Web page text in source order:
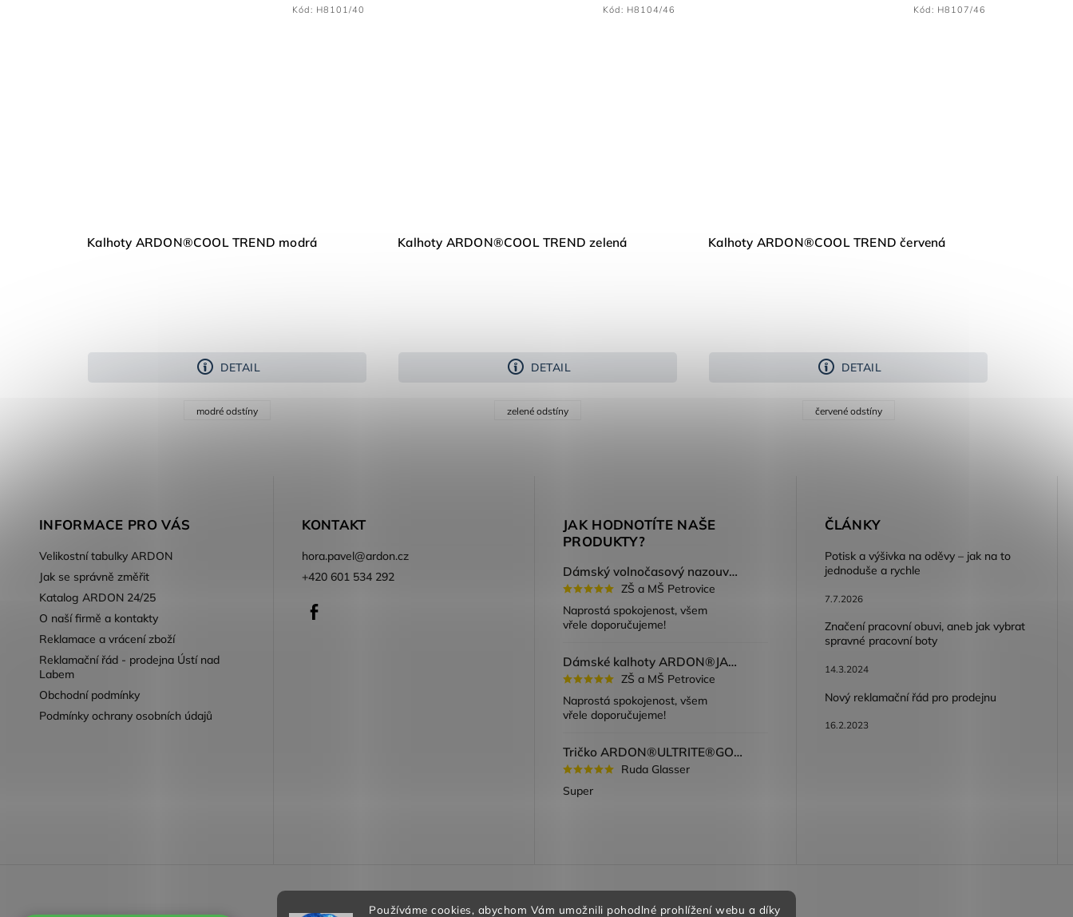
Používáme cookies, abychom Vám umožnili pohodlné prohlížení webu a díky
Kalhoty ARDON®COOL TREND modrá
DETAIL
modré odstíny
Kód: H8101/40
Kalhoty ARDON®COOL TREND zelená
DETAIL
zelené odstíny
Kód: H8104/46
Kalhoty ARDON®COOL TREND červená
DETAIL
červené odstíny
Kód: H8107/46
INFORMACE PRO VÁS
Velikostní tabulky ARDON
Jak se správně změřit
Katalog ARDON 24/25
O naší firmě a kontakty
Reklamace a vrácení zboží
Reklamační řád - prodejna Ústí nad
Labem
Obchodní podmínky
Podmínky ochrany osobních údajů
KONTAKT
hora.pavel@ardon.cz
+420 601 534 292
JAK HODNOTÍTE NAŠE
PRODUKTY?
Dámský volnočasový nazouvák ARDON®JUNO - růžová
ZŠ a MŠ Petrovice
Naprostá spokojenost, všem
vřele doporučujeme!
Dámské kalhoty ARDON®JASVENA šedá
ZŠ a MŠ Petrovice
Naprostá spokojenost, všem
vřele doporučujeme!
Tričko ARDON®ULTRITE®GO! dámské růžová
Ruda Glasser
Super
ČLÁNKY
Potisk a výšivka na oděvy – jak na to
jednoduše a rychle
7.7.2026
Značení pracovní obuvi, aneb jak vybrat
spravné pracovní boty
14.3.2024
Nový reklamační řád pro prodejnu
16.2.2023